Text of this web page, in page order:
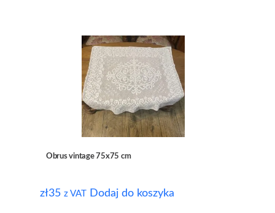
Obrus vintage 75x75 cm
zł35 z VAT Dodaj do koszyka